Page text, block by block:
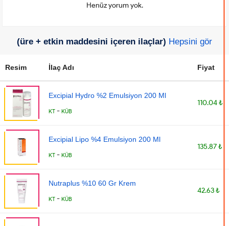
Henüz yorum yok.
(üre + etkin maddesini içeren ilaçlar) Hepsini gör
Resim İlaç Adı Fiyat
Excipial Hydro %2 Emulsiyon 200 Ml
KT - KÜB
110.04 ₺
Excipial Lipo %4 Emulsiyon 200 Ml
KT - KÜB
135.87 ₺
Nutraplus %10 60 Gr Krem
KT - KÜB
42.63 ₺